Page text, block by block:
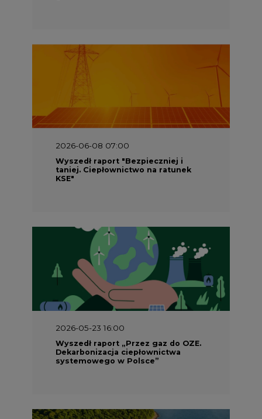
2026-06-08 07:00
Wyszedł raport "Bezpieczniej i
taniej. Ciepłownictwo na ratunek
KSE"
2026-05-23 16:00
Wyszedł raport „Przez gaz do OZE.
Dekarbonizacja ciepłownictwa
systemowego w Polsce”